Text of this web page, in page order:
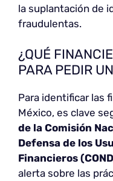
la suplantación de
fraudulentas.
¿QUÉ
PARA PEDIR
Para identificar las
México, es clave
de la Comisión
Defensa de los
Financieros
alerta sobre las